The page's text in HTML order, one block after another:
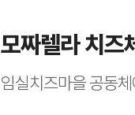
모짜렐라 치즈
임실치즈마을 공동